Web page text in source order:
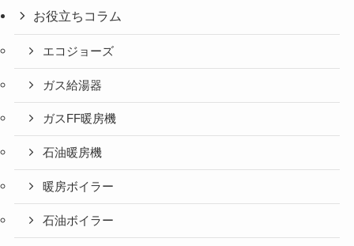
お役立ちコラム
エコジョーズ
ガス給湯器
ガスFF暖房機
石油暖房機
暖房ボイラー
石油ボイラー